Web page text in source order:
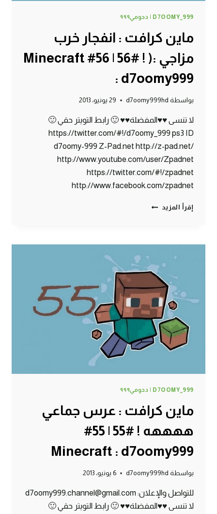
D7OOMY_999 | دحومي٩٩٩
ماين كرافت : انفجار خرب
مزاجي :( ! #56 | 56# Minecraft
: d7oomy999
بواسطة d7oomy999hd 29 يونيو، 2013
لا تنسى ♥♥المفضلة♥♥ 🙂 رابط التويتر حقي 🙂
https://twitter.com/#!/d7oomy_999 ps3 ID
d7oomy-999 Z-Pad.net http://z-pad.net/
http://www.youtube.com/user/Zpadnet
https://twitter.com/#!/zpadnet
http://www.facebook.com/zpadnet
إقرأ المزيد ماين
خرب
مزاجي
(
!
#56
|
56#
MINECRAFT
:
D7OOMY999
D7OOMY_999 | دحومي٩٩٩
ماين كرافت : عرس جماعي
ههههه ! #55 | 55#
Minecraft : d7oomy999
بواسطة d7oomy999hd 6 يونيو، 2013
للتواصل والإعلان: d7oomy999.channel@gmail.com
لا تنسى ♥♥المفضلة♥♥ 🙂 رابط التويتر حقي 🙂